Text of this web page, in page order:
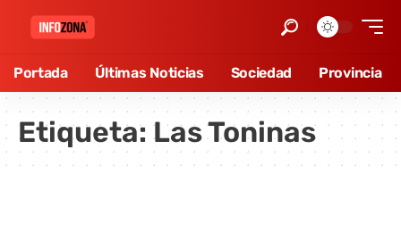
Portada Últimas Noticias Sociedad Provincia
Etiqueta: Las Toninas